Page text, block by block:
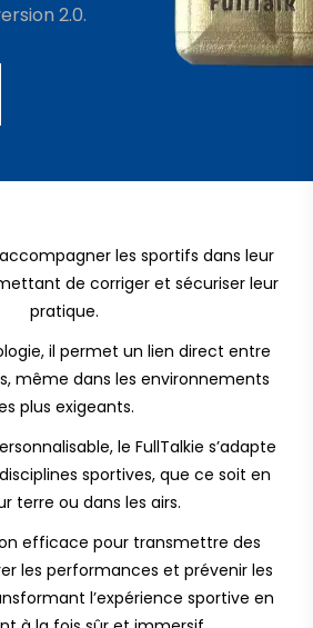
2.0.
les sportifs dans leur
de corriger et sécuriser leur
pratique.
il permet un lien direct entre
même dans les environnements
plus exigeants.
le FullTalkie s’adapte
sportives, que ce soit en
terre ou dans les airs.
efficace pour transmettre des
les performances et prévenir les
l’expérience sportive en